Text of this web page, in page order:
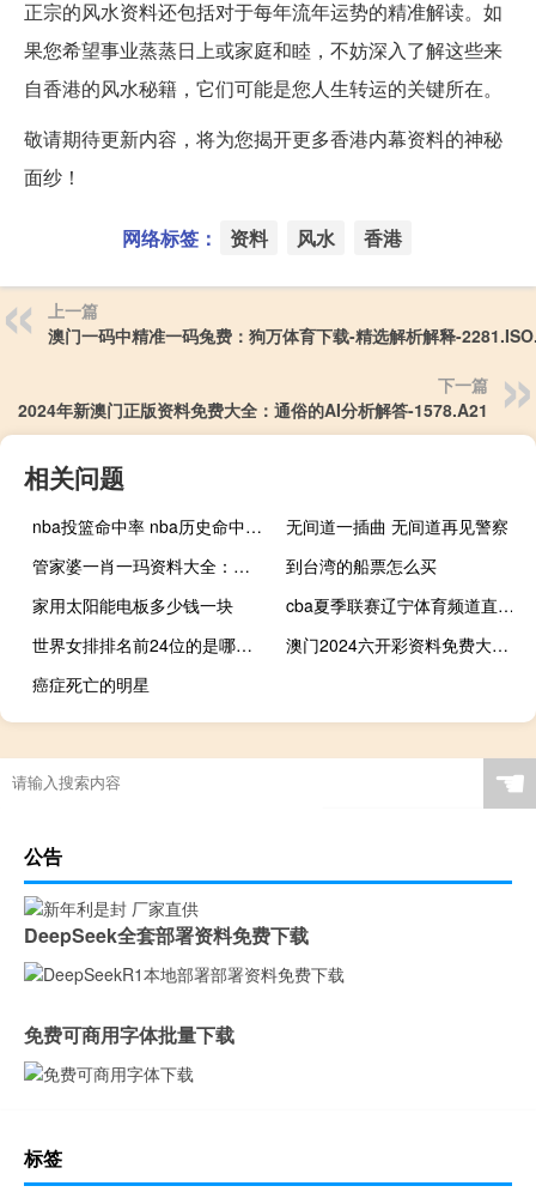
正宗的风水资料还包括对于每年流年运势的精准解读。如
果您希望事业蒸蒸日上或家庭和睦，不妨深入了解这些来
自香港的风水秘籍，它们可能是您人生转运的关键所在。
敬请期待更新内容，将为您揭开更多香港内幕资料的神秘
面纱！
网络标签： 资料 风水 香港
上一篇
澳门一码中精准一码兔费：狗万体育下载-精选解析解释-
下一篇
2024年新澳门正版资料免费大全：通俗的AI分析解答-1578.A21
相关问题
nba投篮命中率 nba历史命中率排行榜
无间道一插曲 无间道再见警察
管家婆一肖一玛资料大全：通俗的精确AI分析-1626.WE43
到台湾的船票怎么买
家用太阳能电板多少钱一块
cba夏季联赛辽宁体育频道直播吗 辽宁卫视体育频道观看
世界女排排名前24位的是哪些队 目前女排世界排名
澳门2024六开彩资料免费大全--精彩对决解析--网页版v227.585
癌症死亡的明星
☚
公告
DeepSeek全套部署资料免费下载
免费可商用字体批量下载
标签